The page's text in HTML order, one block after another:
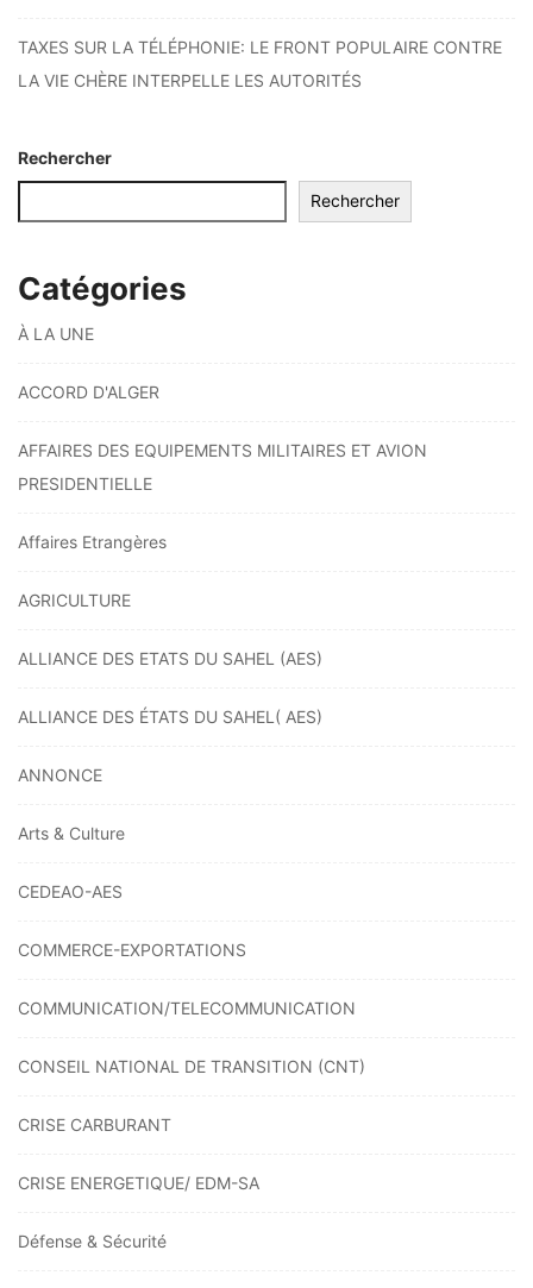
TAXES SUR LA TÉLÉPHONIE: LE FRONT POPULAIRE CONTRE
LA VIE CHÈRE INTERPELLE LES AUTORITÉS
Rechercher
Rechercher
Catégories
À LA UNE
ACCORD D'ALGER
AFFAIRES DES EQUIPEMENTS MILITAIRES ET AVION
PRESIDENTIELLE
Affaires Etrangères
AGRICULTURE
ALLIANCE DES ETATS DU SAHEL (AES)
ALLIANCE DES ÉTATS DU SAHEL( AES)
ANNONCE
Arts & Culture
CEDEAO-AES
COMMERCE-EXPORTATIONS
COMMUNICATION/TELECOMMUNICATION
CONSEIL NATIONAL DE TRANSITION (CNT)
CRISE CARBURANT
CRISE ENERGETIQUE/ EDM-SA
Défense & Sécurité